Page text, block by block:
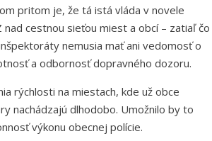
pritom je, že tá istá vláda v novele
nad cestnou sieťou miest a obcí – zatiaľ čo
nemusia mať ani vedomosť o
a odbornosť dopravného dozoru.
rýchlosti na miestach, kde už obce
nachádzajú dlhodobo. Umožnilo by to
výkonu obecnej polície.